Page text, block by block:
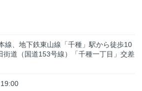
線、地下鉄東山線「千種」駅から徒歩10
街道（国道153号線）「千種一丁目」交差